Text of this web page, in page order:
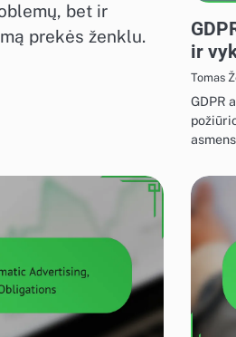
bet ir
prekės ženklu.
ir
Tomas
GDPR